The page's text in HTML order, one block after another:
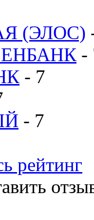
(ЭЛОС)
-
- 7
- 7
рейтинг